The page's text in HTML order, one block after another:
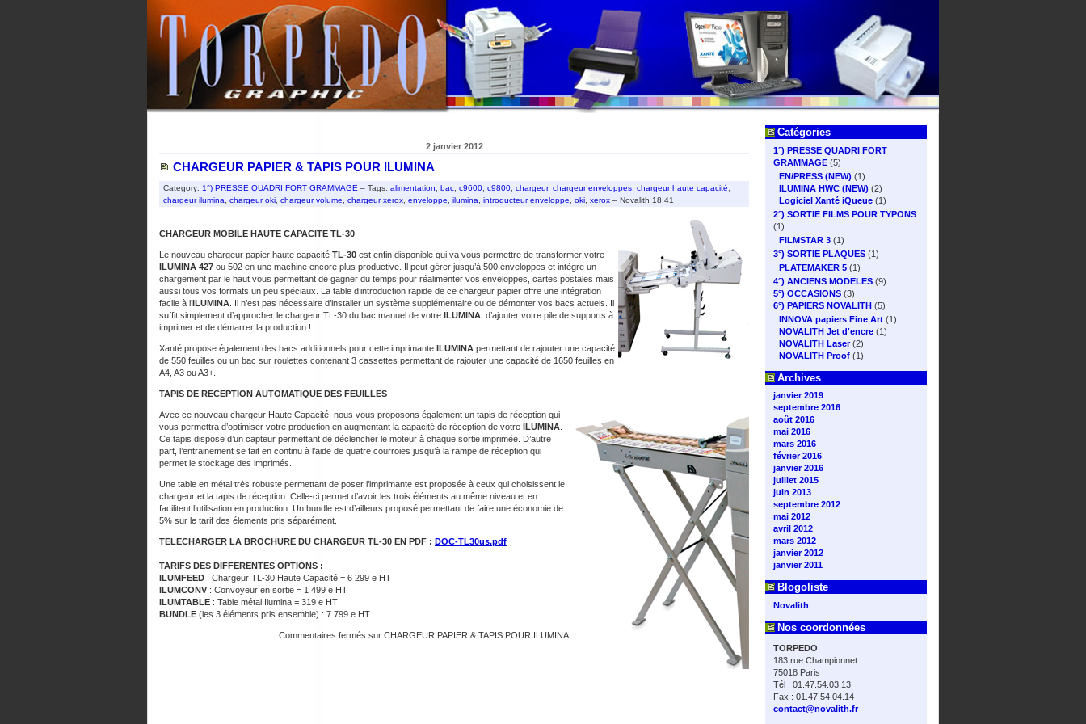
Catégories
1°) PRESSE QUADRI FORT
GRAMMAGE (5)
EN/PRESS (NEW) (1)
ILUMINA HWC (NEW) (2)
Logiciel Xanté iQueue (1)
2°) SORTIE FILMS POUR TYPONS
(1)
FILMSTAR 3 (1)
3°) SORTIE PLAQUES (1)
PLATEMAKER 5 (1)
4°) ANCIENS MODELES (9)
5°) OCCASIONS (3)
6°) PAPIERS NOVALITH (5)
INNOVA papiers Fine Art (1)
NOVALITH Jet d'encre (1)
NOVALITH Laser(2)
NOVALITH Proof (1)
Archives
janvier 2019
septembre 2016
août 2016
mai 2016
mars 2016
février 2016
janvier 2016
juillet 2015
juin 2013
septembre 2012
mai 2012
avril 2012
mars 2012
janvier 2012
janvier 2011
Blogoliste
Novalith
Nos coordonnées
TORPEDO
183 rue Championnet
75018 Paris
Tél : 01.47.54.03.13
Fax : 01.47.54.04.14
contact@novalith.fr
2 janvier 2012
CHARGEUR PAPIER & TAPIS POUR ILUMINA
Category: 1°) PRESSE QUADRI FORT GRAMMAGE – Tags: alimentation bac c9600 c9800 chargeur, chargeur enveloppes chargeur haute capacité
chargeur ilumina
chargeur oki chargeur volume chargeur xerox enveloppe ilumina introducteur enveloppe oki xerox – Novalith 18:41
CHARGEUR MOBILE HAUTE CAPACITE TL-30
Le nouveau chargeur papier haute capacité TL-30 est enfin disponible qui va vous permettre de transformer votre
ILUMINA 427 ou 502 en une machine encore plus productive. Il peut gérer jusqu’à 500 enveloppes et intègre un
chargement par le haut vous permettant de gagner du temps pour réalimenter vos enveloppes, cartes postales mais
aussi tous vos formats un peu spéciaux. La table d’introduction rapide de ce chargeur papier offre une intégration
facile à l’ILUMINA . Il n’est pas nécessaire d’installer un système supplémentaire ou de démonter vos bacs actuels. Il
suffit simplement d’approcher le chargeur TL-30 du bac manuel de votre ILUMINA , d’ajouter votre pile de supports à
imprimer et de démarrer la production !
Xanté propose également des bacs additionnels pour cette imprimante ILUMINA permettant de rajouter une capacité
de 550 feuilles ou un bac sur roulettes contenant 3 cassettes permettant de rajouter une capacité de 1650 feuilles en
A4, A3 ou A3+.
TAPIS DE RECEPTION AUTOMATIQUE DES FEUILLES
Avec ce nouveau chargeur Haute Capacité, nous vous proposons également un tapis de réception qui
vous permettra d’optimiser votre production en augmentant la capacité de réception de votre ILUMINA
Ce tapis dispose d’un capteur permettant de déclencher le moteur à chaque sortie imprimée. D’autre
part, l’entrainement se fait en continu à l’aide de quatre courroies jusqu’à la rampe de réception qui
permet le stockage des imprimés.
Une table en métal très robuste permettant de poser l’imprimante est proposée à ceux qui choisissent le
chargeur et la tapis de réception. Celle-ci permet d’avoir les trois éléments au même niveau et en
facilitent l’utilisation en production. Un bundle est d’ailleurs proposé permettant de faire une économie de
5% sur le tarif des élements pris séparément.
TELECHARGER LA BROCHURE DU CHARGEUR TL-30 EN PDF : DOC-TL30us.pdf
TARIFS DES DIFFERENTES OPTIONS :
ILUMFEED : Chargeur TL-30 Haute Capacité = 6 299 e HT
ILUMCONV : Convoyeur en sortie = 1 499 e HT
ILUMTABLE : Table métal Ilumina = 319 e HT
BUNDLE (les 3 éléments pris ensemble) : 7 799 e HT
Commentaires fermés sur CHARGEUR PAPIER & TAPIS POUR ILUMINA